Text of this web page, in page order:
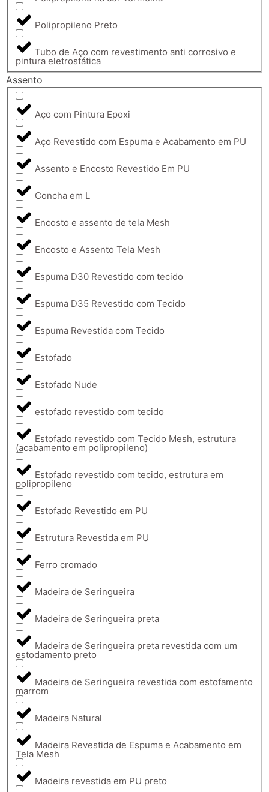
Polipropileno Preto
Tubo de Aço com revestimento anti corrosivo e
pintura eletrostática
Assento
Aço com Pintura Epoxi
Aço Revestido com Espuma e Acabamento em PU
Assento e Encosto Revestido Em PU
Concha em L
Encosto e assento de tela Mesh
Encosto e Assento Tela Mesh
Espuma D30 Revestido com tecido
Espuma D35 Revestido com Tecido
Espuma Revestida com Tecido
Estofado
Estofado Nude
estofado revestido com tecido
Estofado revestido com Tecido Mesh, estrutura
(acabamento em polipropileno)
Estofado revestido com tecido, estrutura em
polipropileno
Estofado Revestido em PU
Estrutura Revestida em PU
Ferro cromado
Madeira de Seringueira
Madeira de Seringueira preta
Madeira de Seringueira preta revestida com um
estodamento preto
Madeira de Seringueira revestida com estofamento
marrom
Madeira Natural
Madeira Revestida de Espuma e Acabamento em
Tela Mesh
Madeira revestida em PU preto